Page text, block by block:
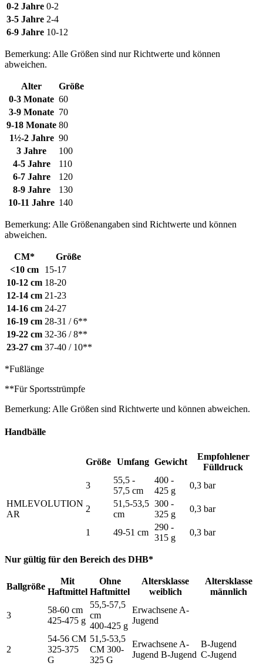
0-2 Jahre 0-2
3-5 Jahre 2-4
6-9 Jahre 10-12
Bemerkung: Alle Größen sind nur Richtwerte und können
abweichen.
Alter
Größe
0-3 Monate 60
3-9 Monate 70
9-18 Monate 80
1½-2 Jahre 90
3 Jahre
100
4-5 Jahre
110
6-7 Jahre
120
8-9 Jahre
130
10-11 Jahre 140
Bemerkung: Alle Größenangaben sind Richtwerte und können
abweichen.
CM*
Größe
<10 cm
15-17
10-12 cm 18-20
12-14 cm 21-23
14-16 cm 24-27
16-19 cm 28-31 / 6**
19-22 cm 32-36 / 8**
23-27 cm 37-40 / 10**
*Fußlänge
**Für Sportsstrümpfe
Bemerkung: Alle Größen sind Richtwerte und können abweichen.
Handbälle
Größe Umfang Gewicht
Empfohlener
Fülldruck
HMLEVOLUTION
AR
3
55,5 -
57,5 cm
400 -
425 g
0,3 bar
2
51,5-53,5
cm
300 -
325 g
0,3 bar
1 49-51 cm
290 -
315 g
0,3 bar
Nur gültig für den Bereich des DHB*
Ballgröße
Mit
Haftmittel
Ohne
Haftmittel
Altersklasse
weiblich
Altersklasse
männlich
3
58-60 cm
425-475 g
55,5-57,5
cm
400-425 g
Erwachsene A-
Jugend
2
54-56 CM
325-375
G
51,5-53,5
CM 300-
325 G
Erwachsene A-
Jugend B-Jugend
B-Jugend
C-Jugend